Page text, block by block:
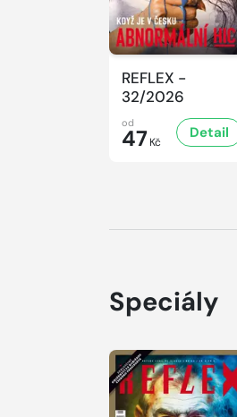
REFLEX -
32/2026
od
47 Kč
Detail
Speciály